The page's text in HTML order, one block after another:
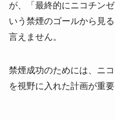
が、「最終的にニコチン
いう禁煙のゴールから見
言えません。
禁煙成功のためには、ニ
を視野に入れた計画が重要